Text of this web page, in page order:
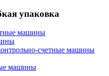
упаковка
машины
счетные машины
машины